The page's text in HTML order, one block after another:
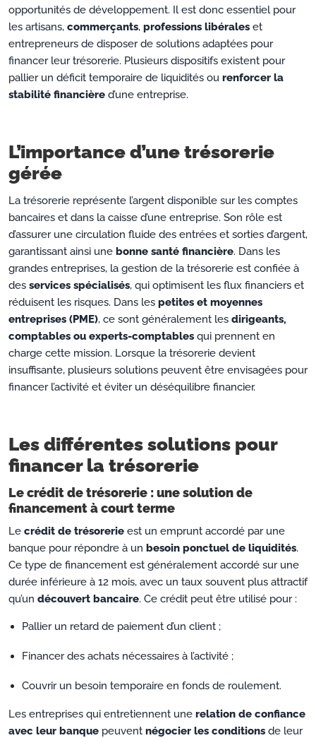
opportunités de développement. Il est donc essentiel pour
les artisans, commerçants, professions libérales et
entrepreneurs de disposer de solutions adaptées pour
financer leur trésorerie. Plusieurs dispositifs existent pour
pallier un déficit temporaire de liquidités ou renforcer la
stabilité financière d’une entreprise.
L’importance d’une trésorerie
gérée
La trésorerie représente l’argent disponible sur les comptes
bancaires et dans la caisse d’une entreprise. Son rôle est
d’assurer une circulation fluide des entrées et sorties d’argent,
garantissant ainsi une bonne santé financière. Dans les
grandes entreprises, la gestion de la trésorerie est confiée à
des services spécialisés, qui optimisent les flux financiers et
réduisent les risques. Dans les petites et moyennes
entreprises (PME), ce sont généralement les dirigeants,
comptables ou experts-comptables qui prennent en
charge cette mission. Lorsque la trésorerie devient
insuffisante, plusieurs solutions peuvent être envisagées pour
financer l’activité et éviter un déséquilibre financier.
Les différentes solutions pour
financer la trésorerie
Le crédit de trésorerie : une solution de
financement à court terme
Le crédit de trésorerie est un emprunt accordé par une
banque pour répondre à un besoin ponctuel de liquidités.
Ce type de financement est généralement accordé sur une
durée inférieure à 12 mois, avec un taux souvent plus attractif
qu’un découvert bancaire. Ce crédit peut être utilisé pour :
Pallier un retard de paiement d’un client ;
Financer des achats nécessaires à l’activité ;
Couvrir un besoin temporaire en fonds de roulement.
Les entreprises qui entretiennent une relation de confiance
avec leur banque peuvent négocier les conditions de leur